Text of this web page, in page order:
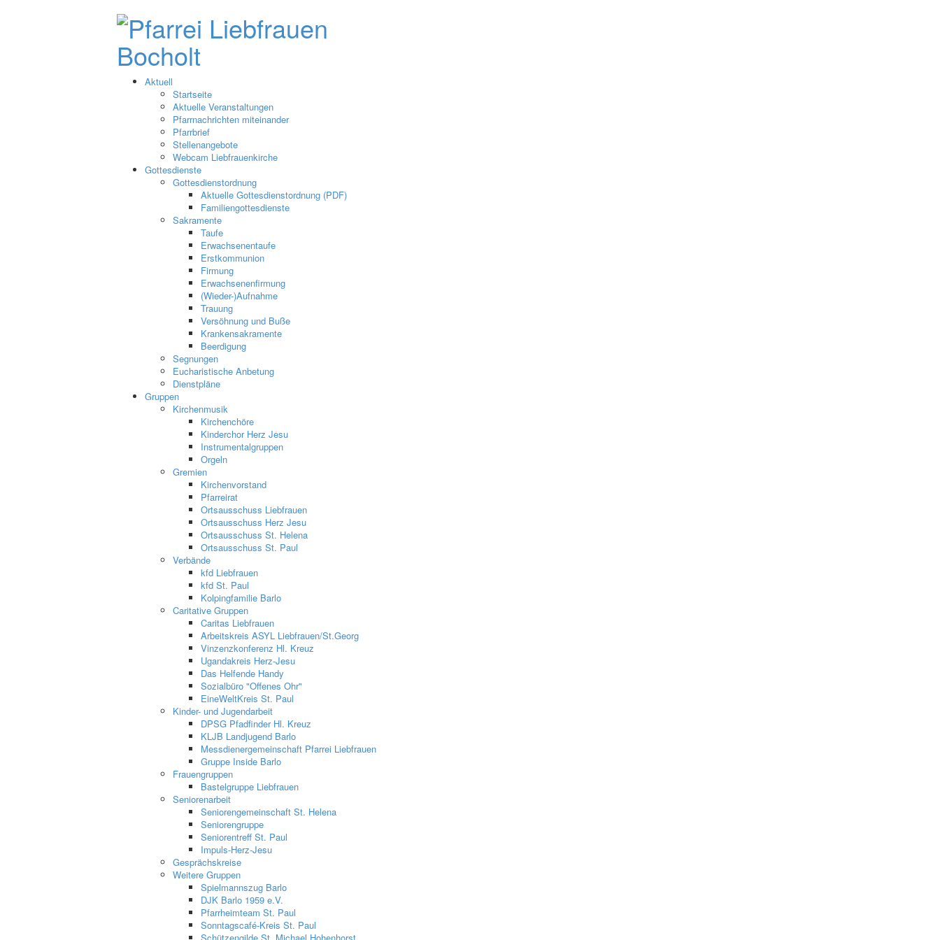
Aktuell
Startseite
Aktuelle Veranstaltungen
Pfarrnachrichten miteinander
Pfarrbrief
Stellenangebote
Webcam Liebfrauenkirche
Gottesdienste
Gottesdienstordnung
Aktuelle Gottesdienstordnung (PDF)
Familiengottesdienste
Sakramente
Taufe
Erwachsenentaufe
Erstkommunion
Firmung
Erwachsenenfirmung
(Wieder-)Aufnahme
Trauung
Versöhnung und Buße
Krankensakramente
Beerdigung
Segnungen
Eucharistische Anbetung
Dienstpläne
Gruppen
Kirchenmusik
Kirchenchöre
Kinderchor Herz Jesu
Instrumentalgruppen
Orgeln
Gremien
Kirchenvorstand
Pfarreirat
Ortsausschuss Liebfrauen
Ortsausschuss Herz Jesu
Ortsausschuss St. Helena
Ortsausschuss St. Paul
Verbände
kfd Liebfrauen
kfd St. Paul
Kolpingfamilie Barlo
Caritative Gruppen
Caritas Liebfrauen
Arbeitskreis ASYL Liebfrauen/St.Georg
Vinzenzkonferenz Hl. Kreuz
Ugandakreis Herz-Jesu
Das Helfende Handy
Sozialbüro "Offenes Ohr"
EineWeltKreis St. Paul
Kinder- und Jugendarbeit
DPSG Pfadfinder Hl. Kreuz
KLJB Landjugend Barlo
Messdienergemeinschaft Pfarrei Liebfrauen
Gruppe Inside Barlo
Frauengruppen
Bastelgruppe Liebfrauen
Seniorenarbeit
Seniorengemeinschaft St. Helena
Seniorengruppe
Seniorentreff St. Paul
Impuls-Herz-Jesu
Gesprächskreise
Weitere Gruppen
Spielmannszug Barlo
DJK Barlo 1959 e.V.
Pfarrheimteam St. Paul
Sonntagscafé-Kreis St. Paul